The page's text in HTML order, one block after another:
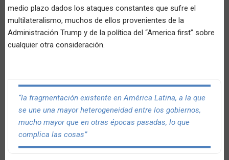
medio plazo dados los ataques constantes que sufre el
multilateralismo, muchos de ellos provenientes de la
Administración Trump y de la política del “America first” sobre
cualquier otra consideración.
“la fragmentación existente en América Latina, a la que
se une una mayor heterogeneidad entre los gobiernos,
mucho mayor que en otras épocas pasadas, lo que
complica las cosas”